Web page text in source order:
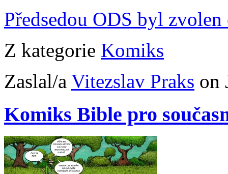
Předsedou ODS byl
Z kategorie Komiks
Zaslal/a Vitezslav Praks on
Komiks Bible pro